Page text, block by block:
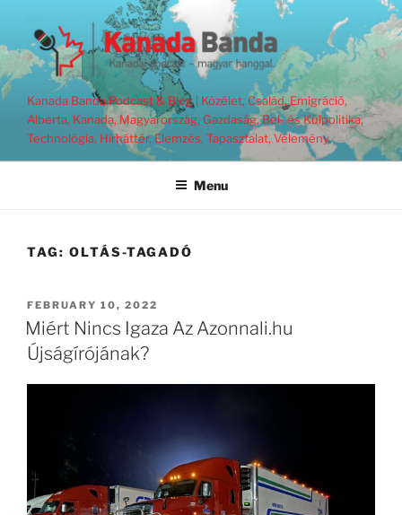
content
Kanada Banda Podcast & Blog | Közélet, Család, Emigráció,
Alberta, Kanada, Magyarország, Gazdaság, Bel- és Külpolitika,
Technológia, Hírháttér, Elemzés, Tapasztalat, Vélemény.
Menu
TAG: OLTÁS-TAGADÓ
POSTED
ON
FEBRUARY 10, 2022
Miért Nincs Igaza Az Azonnali.hu
Újságírójának?